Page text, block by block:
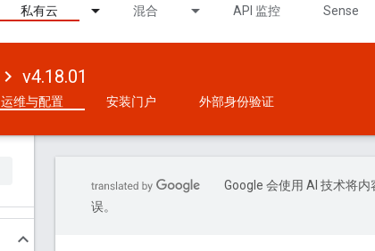
私有云 混合 API 监控 Sense
v4.18.01
运维与配置 安装门户 外部身份验证
Google 会使用 AI 技术将
误。